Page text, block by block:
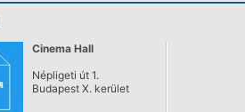
Cinema Hall
Népligeti út 1.
Budapest X. kerület